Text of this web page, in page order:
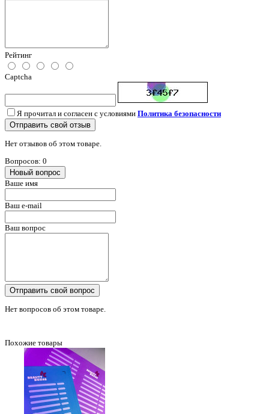
Рейтинг
Captcha
Я прочитал и согласен с условиями Политика безопасности
Отправить свой отзыв
Нет отзывов об этом товаре.
Вопросов: 0
Новый вопрос
Ваше имя
Ваш e-mail
Ваш вопрос
Отправить свой вопрос
Нет вопросов об этом товаре.
Похожие товары